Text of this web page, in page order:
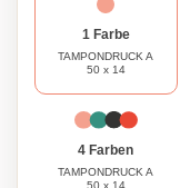
1 Farbe
TAMPONDRUCK A
50 x 14
4 Farben
TAMPONDRUCK A
50 x 14